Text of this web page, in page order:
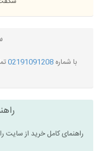
با شماره02191091208
راهنمای کامل خرید از سایت